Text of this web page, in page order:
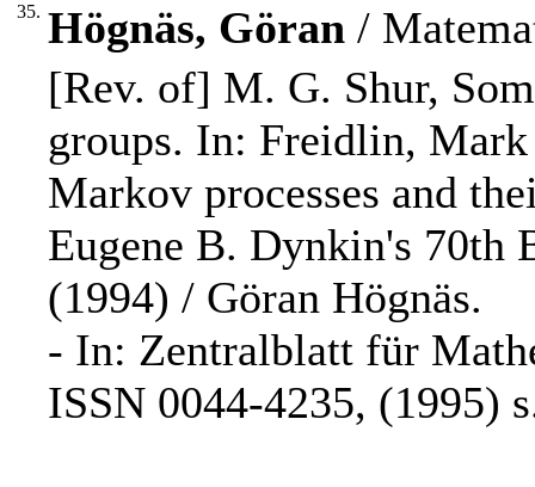
35. Högnäs, Göran /
[Rev. of] M. G. Shur,
groups. In: Freidlin,
Markov processes and
Eugene B. Dynkin's 70th
(1994) / Göran Högnäs.
- In: Zentralblatt für
ISSN 0044-4235, (1995)